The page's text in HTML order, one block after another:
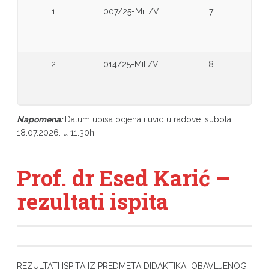
1. 007/25-MiF/V 7
2. 014/25-MiF/V 8
Napomena: Datum upisa ocjena i uvid u radove: subota
18.07.2026. u 11:30h.
Prof. dr Esed Karić –
rezultati ispita
REZULTATI ISPITA IZ PREDMETA DIDAKTIKA OBAVLJENOG